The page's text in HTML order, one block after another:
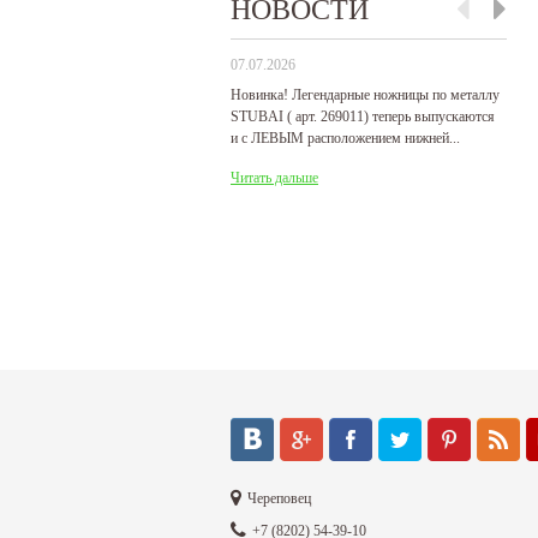
НОВОСТИ
07.07.2026
Новинка! Легендарные ножницы по металлу
STUBAI ( арт. 269011) теперь выпускаются
и с ЛЕВЫМ расположением нижней...
Читать дальше
Череповец
+7 (8202) 54-39-10